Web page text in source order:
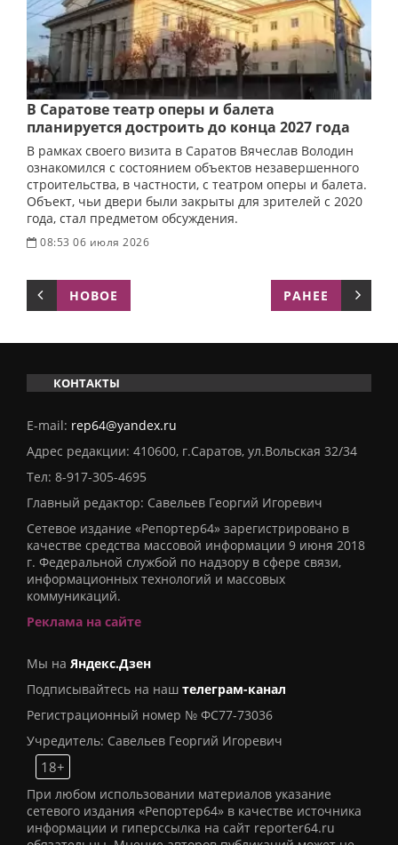
В Саратове театр оперы и балета
планируется достроить до конца 2027 года
В рамках своего визита в Саратов Вячеслав Володин
ознакомился с состоянием объектов незавершенного
строительства, в частности, с театром оперы и балета.
Объект, чьи двери были закрыты для зрителей с 2020
года, стал предметом обсуждения.
08:53 06 июля 2026
НОВОЕ РАНЕЕ
КОНТАКТЫ
E-mail: rep64@yandex.ru
Адрес редакции: 410600, г.Саратов, ул.Вольская 32/34
Тел: 8-917-305-4695
Главный редактор: Савельев Георгий Игоревич
Сетевое издание «Репортер64» зарегистрировано в
качестве средства массовой информации 9 июня 2018
г. Федеральной службой по надзору в сфере связи,
информационных технологий и массовых
коммуникаций.
Реклама на сайте
Мы на Яндекс.Дзен
Подписывайтесь на наш телеграм-канал
Регистрационный номер № ФС77-73036
Учредитель: Савельев Георгий Игоревич
18+
При любом использовании материалов указание
сетевого издания «Репортер64» в качестве источника
информации и гиперссылка на сайт reporter64.ru